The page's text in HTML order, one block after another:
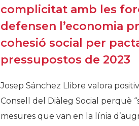
complicitat amb les
defensen l’economia
cohesió social per
pressupostos de 2023
Josep Sánchez Llibre valora
Consell del Diàleg Social perquè
mesures que van en la línia